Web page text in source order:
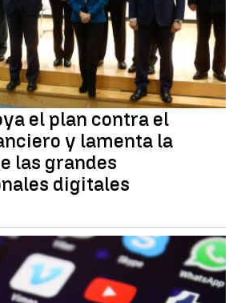
el plan contra el
y lamenta la
las grandes
digitales